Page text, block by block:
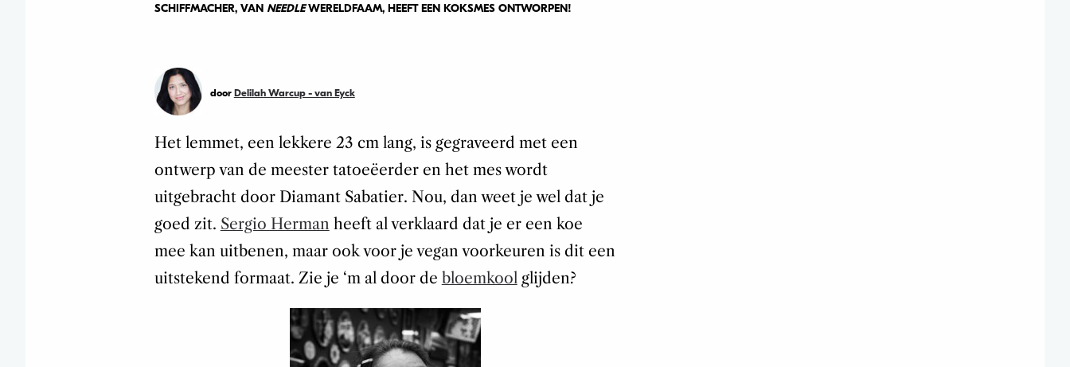
SCHIFFMACHER, VAN NEEDLEWERELDFAAM, HEEFT EEN KOKSMES ONTWORPEN!
door Delilah Warcup - van Eyck
Het lemmet, een lekkere 23 cm lang, is gegraveerd met een
ontwerp van de meester tatoeëerder en het mes wordt
uitgebracht door Diamant Sabatier. Nou, dan weet je wel dat je
goed zit. Sergio Herman heeft al verklaard dat je er een koe
mee kan uitbenen, maar ook voor je vegan voorkeuren is dit een
uitstekend formaat. Zie je ‘m al door de bloemkoolglijden?